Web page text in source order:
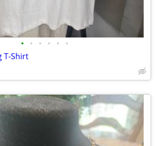
• • • • • •
T-Shirt